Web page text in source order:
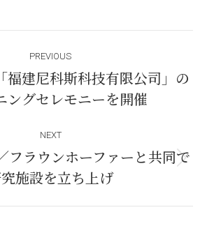
PREVIOUS
Previous
post:
福建尼科斯科技有限公司」の
ングセレモニーを開催
NEXT
Next
post:
フラウンホーファーと共同で
施設を立ち上げ